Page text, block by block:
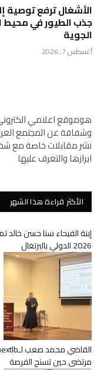
الأشغال ترفع توصية
جذب الطيور في محيط
الجوية
أغسطس 7, 2026
هوموقع اعلامي
وشفافة عن المجتمع
نشر مقابلات خاصة مع
ابرازها والتعرف عليها
الأكثر قراءة هذا الشهر
2026 الدولي بالبرتغال
مرتضى حين تسنح الفرصة